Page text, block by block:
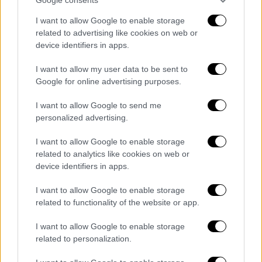
I want to allow Google to enable storage
related to advertising like cookies on web or
device identifiers in apps.
I want to allow my user data to be sent to
Google for online advertising purposes.
I want to allow Google to send me
personalized advertising.
I want to allow Google to enable storage
related to analytics like cookies on web or
device identifiers in apps.
I want to allow Google to enable storage
related to functionality of the website or app.
I want to allow Google to enable storage
related to personalization.
«αχυρανθρώπους» και δικούς τους
ανθρώπουςνα δηλώνουν αυτές τις εκτάσεις
φορολογικές τους δηλώσειςως
ιδιόκτητες.
Ακολούθως,κατέθεταν πλαστά έγγραφα
στις συγκεκριμένες εκτάσεις, προκειμένου
να εισπράξουν τις παχυλές επιδοτήσεις,
χωρίς οι ίδιοι να γνωρίζουν καν πού
βρίσκονταιτα χωράφια.